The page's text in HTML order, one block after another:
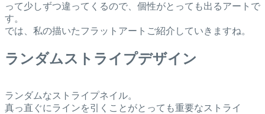
って少しずつ違ってくるので、個性がとっても出るアートで
す。
では、私の描いたフラットアートご紹介していきますね。
ランダムストライプデザイン
ランダムなストライプネイル。
真っ直ぐにラインを引くことがとっても重要なストライ